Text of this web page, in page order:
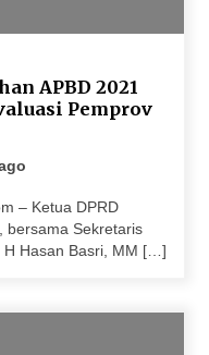
APBD 2021
Pemprov
– Ketua DPRD
bersama Sekretaris
H Hasan Basri, MM […]